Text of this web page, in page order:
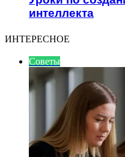
интеллекта
ИНТЕРЕСНОЕ
Советы